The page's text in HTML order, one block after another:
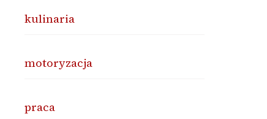
kulinaria
motoryzacja
praca